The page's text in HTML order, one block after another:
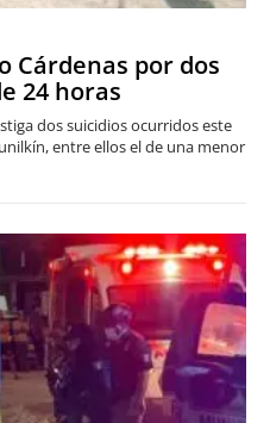
Cárdenas por dos
24 horas
dos suicidios ocurridos este
entre ellos el de una menor